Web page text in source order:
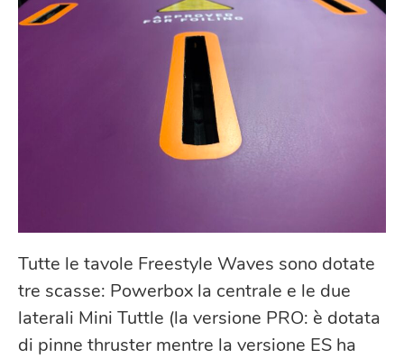
Tutte le tavole Freestyle Waves sono dotate
tre scasse: Powerbox la centrale e le due
laterali Mini Tuttle (la versione PRO: è dotata
di pinne thruster mentre la versione ES ha